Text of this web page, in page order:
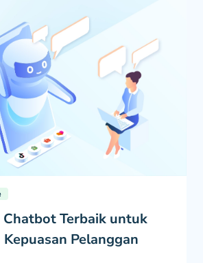
Terbaik untuk
Pelanggan